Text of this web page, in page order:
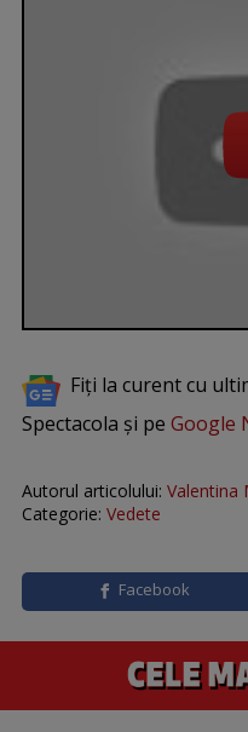
Fiți la curent cu
Spectacola și pe Google
Autorul articolului: Valentina
Categorie: Vedete
Facebook